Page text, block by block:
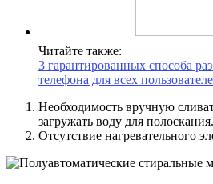
Читайте также:
3 гарантированных способа
телефона для всех
Необходимость вручную
загружать воду для полоскания.
Отсутствие нагревательного